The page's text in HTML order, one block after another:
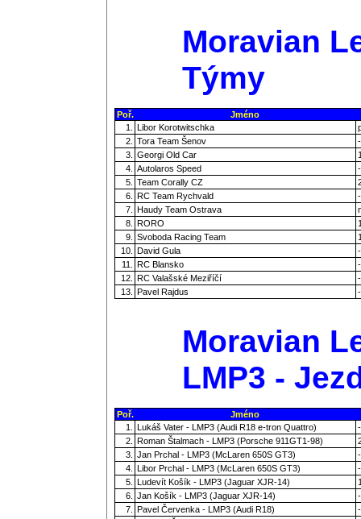
Moravian
Týmy
Poř.
Jméno
1.
Libor Korotwitschka
2.
Tora Team Šenov
-
3.
Georgi Old Car
4.
Autolaros Speed
-
5.
Team Corally CZ
6.
RC Team Rychvald
-
7.
Haudy Team Ostrava
8.
RORO
9.
Svoboda Racing Team
10.
David Gula
-
11.
RC Blansko
-
12.
RC Valašské Meziříčí
-
13.
Pavel Rajdus -
Moravian
LMP3 -
Poř.
Jméno
1.
Lukáš Vater - LMP3 (Audi R18 e-tron Quattro)
-
2.
Roman Štalmach - LMP3 (Porsche 911GT1-98)
3.
Jan Prchal - LMP3 (McLaren 650S GT3)
-
4.
Libor Prchal - LMP3 (McLaren 650S GT3)
-
5.
Ludevít Košík - LMP3 (Jaguar XJR-14)
6.
Jan Košík - LMP3 (Jaguar XJR-14)
-
7.
Pavel Červenka - LMP3 (Audi R18)
-